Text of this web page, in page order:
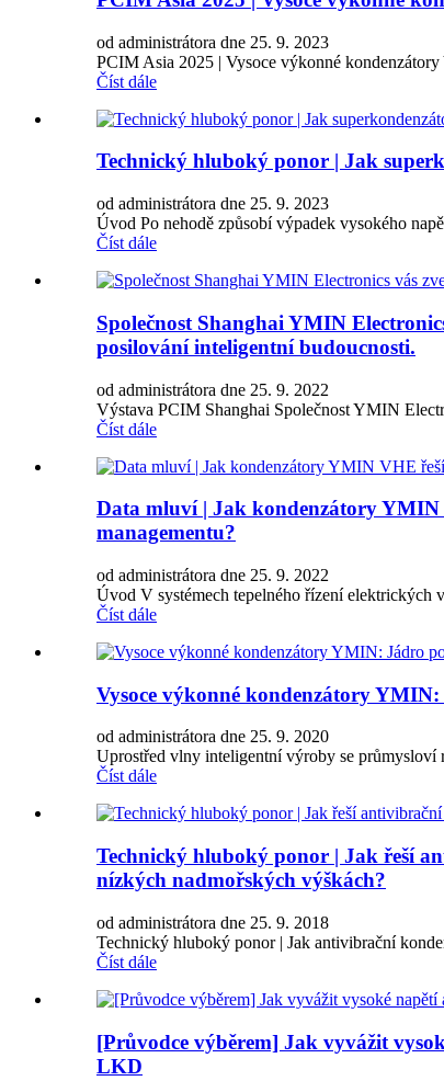
od administrátora dne 25. 9. 2023
PCIM Asia 2025 | Vysoce výkonné
Číst dále
Technický hluboký ponor | Jak
od administrátora dne 25. 9. 2023
Úvod Po nehodě způsobí výpadek vysokého
Číst dále
Společnost Shanghai YMIN
posilování inteligentní budoucnosti.
od administrátora dne 25. 9. 2022
Výstava PCIM Shanghai Společnost YMIN
Číst dále
Data mluví | Jak kondenzátory YMIN
managementu?
od administrátora dne 25. 9. 2022
Úvod V systémech tepelného řízení elektrických
Číst dále
Vysoce výkonné kondenzátory
od administrátora dne 25. 9. 2020
Uprostřed vlny inteligentní výroby se
Číst dále
Technický hluboký ponor | Jak řeší
nízkých nadmořských výškách?
od administrátora dne 25. 9. 2018
Technický hluboký ponor | Jak antivibrační
Číst dále
[Průvodce výběrem] Jak vyvážit
LKD